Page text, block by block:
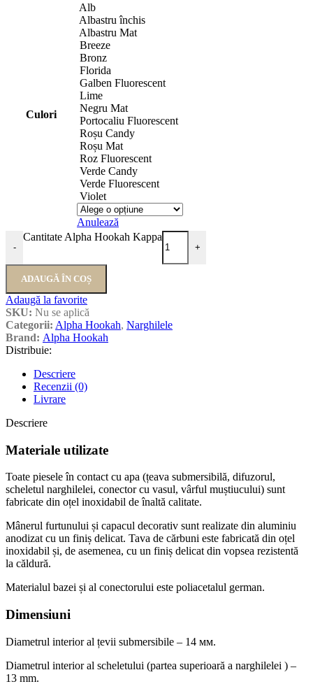
Culori
Alb
Albastru închis
Albastru Mat
Breeze
Bronz
Florida
Galben Fluorescent
Lime
Negru Mat
Portocaliu Fluorescent
Roșu Candy
Roșu Mat
Roz Fluorescent
Verde Candy
Verde Fluorescent
Violet
Anulează
-
Cantitate Alpha Hookah Kappa
+
ADAUGĂ ÎN COȘ
Adaugă la favorite
SKU: Nu se aplică
Categorii: Alpha Hookah, Narghilele
Brand: Alpha Hookah
Distribuie:
Descriere
Recenzii (0)
Livrare
Descriere
Materiale utilizate
Toate piesele în contact cu apa (țeava submersibilă, difuzorul,
scheletul narghilelei, conector cu vasul, vârful muștiucului) sunt
fabricate din oțel inoxidabil de înaltă calitate.
Mânerul furtunului și capacul decorativ sunt realizate din aluminiu
anodizat cu un finiș delicat. Tava de cărbuni este fabricată din oțel
inoxidabil și, de asemenea, cu un finiș delicat din vopsea rezistentă
la căldură.
Materialul bazei și al conectorului este poliacetalul german.
Dimensiuni
Diametrul interior al țevii submersibile – 14 мм.
Diametrul interior al scheletului (partea superioară a narghilelei ) –
13 mm.